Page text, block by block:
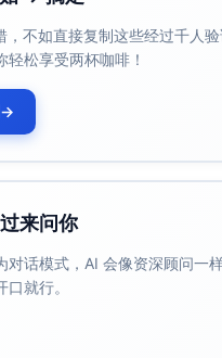
如Trello、Asana或
日期，并启用自动提醒功能。
进度，确保及时跟进和交接；
核周期长而产生延误。
流程的主要瓶颈，增加交易周
，导致客户等待时间延长，影
，不如直接复制这些经过千人
松享受两杯咖啡！
→
来问你
对话模式，AI 会像资深顾问一
就行。